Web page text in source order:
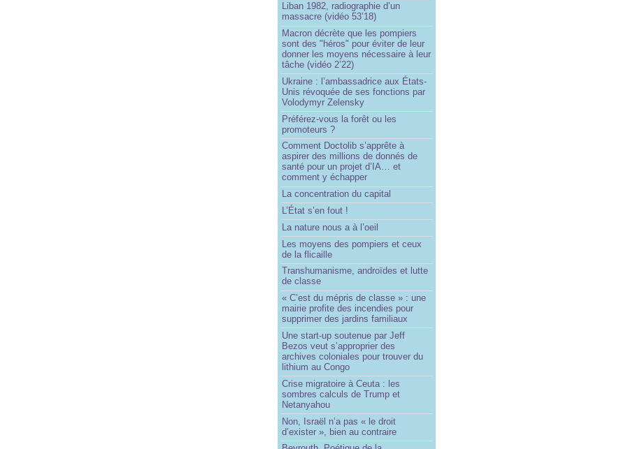
Liban 1982, radiographie d’un
massacre (vidéo 53’18)
Macron décrète que les pompiers
sont des "héros" pour éviter de leur
donner les moyens nécessaire à leur
tâche (vidéo 2’22)
Ukraine : l’ambassadrice aux États-
Unis révoquée de ses fonctions par
Volodymyr Zelensky
Préférez-vous la forêt ou les
promoteurs ?
Comment Doctolib s’apprête à
aspirer des millions de donnés de
santé pour un projet d’IA… et
comment y échapper
La concentration du capital
L’État s’en fout !
La nature nous a à l’oeil
Les moyens des pompiers et ceux
de la flicaille
Transhumanisme, androïdes et lutte
de classe
« C’est du mépris de classe » : une
mairie profite des incendies pour
supprimer des jardins familiaux
Une start-up soutenue par Jeff
Bezos veut s’approprier des
archives coloniales pour trouver du
lithium au Congo
Crise migratoire à Ceuta : les
sombres calculs de Trump et
Netanyahou
Non, Israël n’a pas « le droit
d’exister », bien au contraire